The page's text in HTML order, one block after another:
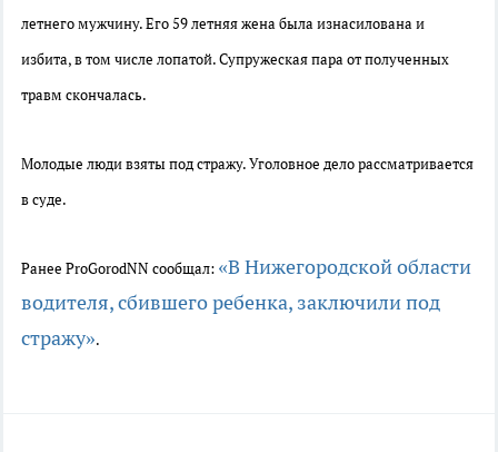
летнего мужчину. Его 59 летняя жена была изнасилована и
избита, в том числе лопатой. Супружеская пара от полученных
травм скончалась.
Молодые люди взяты под стражу. Уголовное дело рассматривается
в суде.
Ранее ProGorodNN сообщал: «В Нижегородской области
водителя, сбившего ребенка, заключили под
стражу».